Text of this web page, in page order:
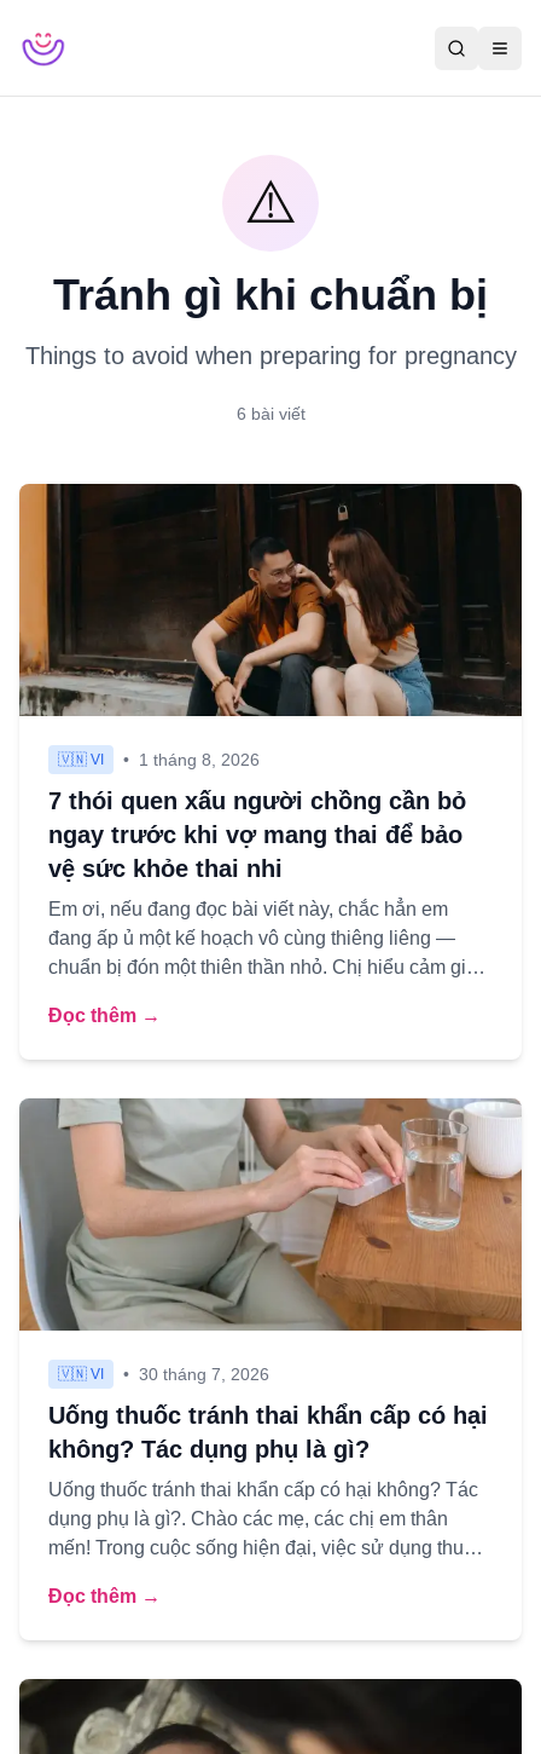
⚠️
Tránh gì khi chuẩn bị
Things to avoid when preparing for pregnancy
6 bài viết
🇻🇳 VI • 1 tháng 8, 2026
7 thói quen xấu người chồng cần bỏ
ngay trước khi vợ mang thai để bảo
vệ sức khỏe thai nhi
Em ơi, nếu đang đọc bài viết này, chắc hẳn em
đang ấp ủ một kế hoạch vô cùng thiêng liêng —
chuẩn bị đón một thiên thần nhỏ. Chị hiểu cảm giác
Đọc thêm →
🇻🇳 VI • 30 tháng 7, 2026
Uống thuốc tránh thai khẩn cấp có hại
không? Tác dụng phụ là gì?
Uống thuốc tránh thai khẩn cấp có hại không? Tác
dụng phụ là gì?. Chào các mẹ, các chị em thân
mến! Trong cuộc sống hiện đại, việc sử dụng thuốc
Đọc thêm →